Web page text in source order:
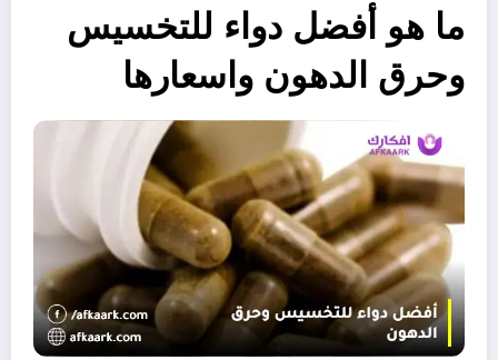
ما هو أفضل دواء للتخسيس
وحرق الدهون واسعارها